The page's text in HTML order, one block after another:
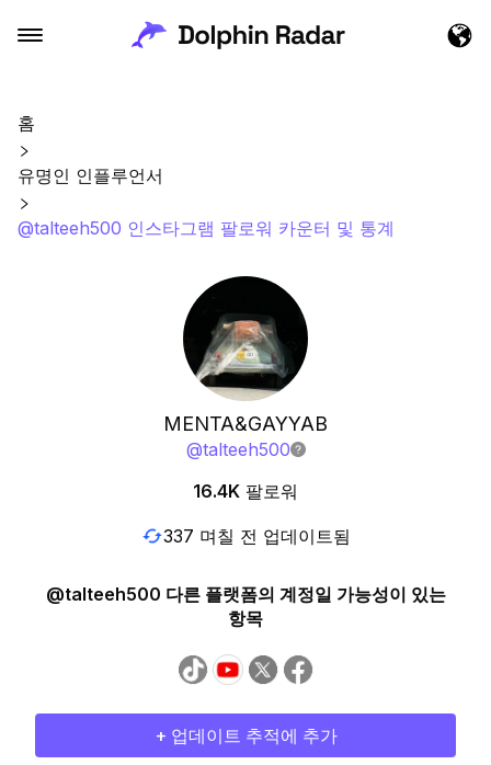
홈
유명인 인플루언서
@talteeh500 인스타그램 팔로워 카운터 및 통계
MENTA&GAYYAB
@talteeh500
16.4K 팔로워
337 며칠 전 업데이트됨
@talteeh500 다른 플랫폼의 계정일 가능성이 있는
항목
+ 업데이트 추적에 추가